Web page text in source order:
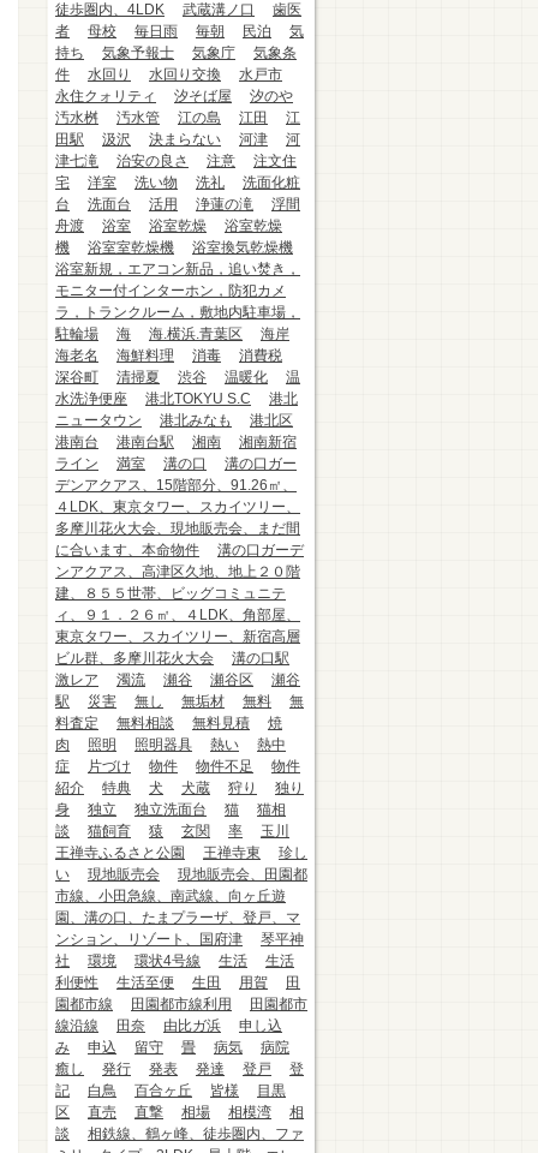
徒歩圏内、4LDK
武蔵溝ノ口
歯医
者
母校 毎日雨 毎朝 民泊
気
持ち
気象予報士 気象庁
気象条
件
水回り 水回り交換
水戸市
永住クォリティ
汐そば屋
汐のや
汚水桝
汚水管 江の島 江田
江
田駅
汲沢 決まらない 河津
河
津七滝
治安の良さ 注意
注文住
宅
洋室 洗い物 洗礼
洗面化粧
台
洗面台 活用 浄蓮の滝
浮間
舟渡
浴室 浴室乾燥
浴室乾燥
機
浴室室乾燥機
浴室換気乾燥機
浴室新規，エアコン新品，追い焚き，
モニター付インターホン，防犯カメ
ラ，トランクルーム，敷地内駐車場，
駐輪場
海 海.横浜.青葉区
海岸
海老名
海鮮料理 消毒
消費税
深谷町
清掃夏 渋谷 温暖化
温
水洗浄便座
港北TOKYU S.C
港北
ニュータウン
港北みなも
港北区
港南台
港南台駅 湘南
湘南新宿
ライン
満室 溝の口
溝の口ガー
デンアクアス、15階部分、91.26㎡、
４LDK、東京タワー、スカイツリー、
多摩川花火大会、現地販売会、まだ間
に合います、本命物件
溝の口ガーデ
ンアクアス、高津区久地、地上２０階
建、８５５世帯、ビッグコミュニテ
ィ、９１．２６㎡、４LDK、角部屋、
東京タワー、スカイツリー、新宿高層
ビル群、多摩川花火大会
溝の口駅
激レア
濁流 瀬谷 瀬谷区
瀬谷
駅
災害 無し 無垢材 無料
無
料査定
無料相談 無料見積
焼
肉
照明 照明器具 熱い
熱中
症
片づけ 物件 物件不足
物件
紹介
特典 犬 犬蔵 狩り
独り
身
独立 独立洗面台 猫
猫相
談
猫飼育 猿 玄関 率
玉川
王禅寺ふるさと公園
王禅寺東
珍し
い
現地販売会
現地販売会、田園都
市線、小田急線、南武線、向ヶ丘遊
園、溝の口、たまプラーザ、登戸、マ
ンション、リゾート、国府津
琴平神
社
環境 環状4号線 生活
生活
利便性
生活至便 生田 用賀
田
園都市線
田園都市線利用
田園都市
線沿線
田奈 由比ガ浜
申し込
み
申込 留守 畳 病気
病院
癒し
発行 発表 発達 登戸
登
記
白鳥 百合ヶ丘 皆様
目黒
区
直売 直撃 相場 相模湾
相
談
相鉄線、鶴ヶ峰、徒歩圏内、ファ